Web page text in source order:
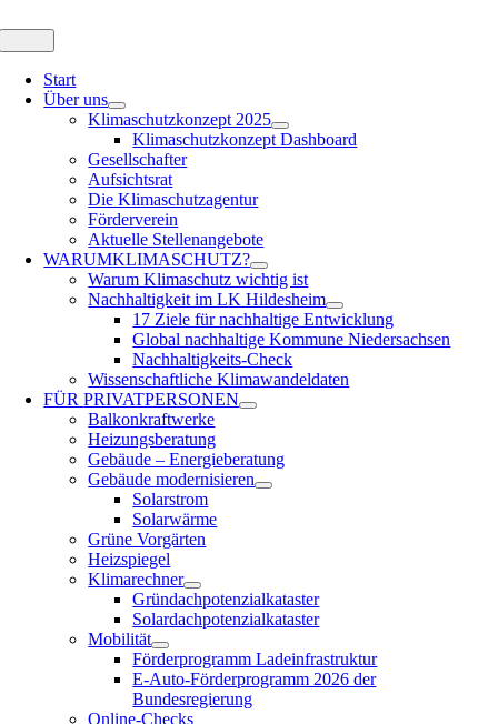
springen
Navigation
Start
Über uns
Klimaschutzkonzept 2025
Klimaschutzkonzept Dashboard
Gesellschafter
Aufsichtsrat
Die Klimaschutzagentur
Förderverein
Aktuelle Stellenangebote
WARUMKLIMASCHUTZ?
Warum Klimaschutz wichtig ist
Nachhaltigkeit im LK Hildesheim
17 Ziele für nachhaltige Entwicklung
Global nachhaltige Kommune Niedersachsen
Nachhaltigkeits-Check
Wissenschaftliche Klimawandeldaten
FÜRPRIVATPERSONEN
Balkonkraftwerke
Heizungsberatung
Gebäude – Energieberatung
Gebäude modernisieren
Solarstrom
Solarwärme
Grüne Vorgärten
Heizspiegel
Klimarechner
Gründachpotenzialkataster
Solardachpotenzialkataster
Mobilität
Förderprogramm Ladeinfrastruktur
E-Auto-Förderprogramm 2026 der
Bundesregierung
Online-Checks